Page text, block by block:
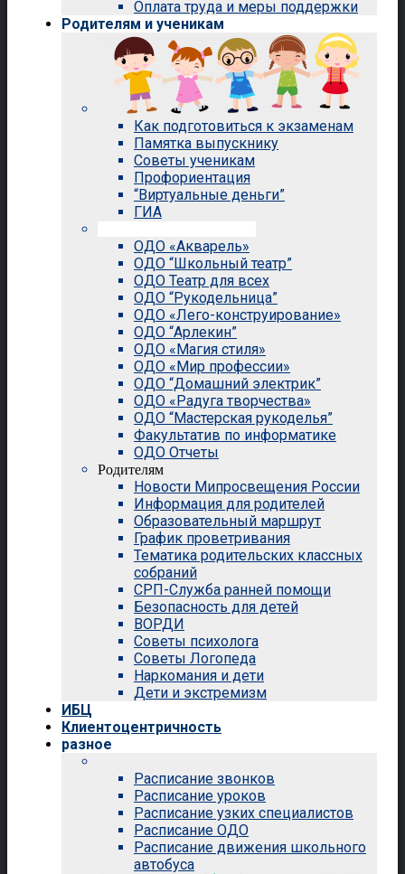
Оплата труда и меры поддержки
Родителям и ученикам
Как подготовиться к экзаменам
Памятка выпускнику
Советы ученикам
Профориентация
“Виртуальные деньги”
ГИА
ОДО «Акварель»
ОДО “Школьный театр”
ОДО Театр для всех
ОДО “Рукодельница”
ОДО «Лего-конструирование»
ОДО “Арлекин”
ОДО «Магия стиля»
ОДО «Мир профессии»
ОДО “Домашний электрик”
ОДО «Радуга творчества»
ОДО “Мастерская рукоделья”
Факультатив по информатике
ОДО Отчеты
Родителям
Новости Мипросвещения России
Информация для родителей
Образовательный маршрут
График проветривания
Тематика родительских классных
собраний
СРП-Служба ранней помощи
Безопасность для детей
ВОРДИ
Советы психолога
Советы Логопеда
Наркомания и дети
Дети и экстремизм
ИБЦ
Клиентоцентричность
разное
Расписание звонков
Расписание уроков
Расписание узких специалистов
Расписание ОДО
Расписание движения школьного
автобуса